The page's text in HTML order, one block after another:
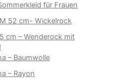
für Frauen
52 cm- Wickelrock
cm – Wenderock mit
– Baumwolle
– Rayon